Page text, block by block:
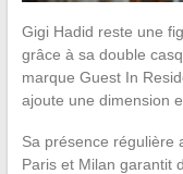
Gigi Hadid reste une
grâce à sa double
marque Guest In
ajoute une dimension
Sa présence régulière
Paris et Milan garantit